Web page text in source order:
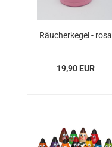
Räucherkegel - rosa
19,90 EUR